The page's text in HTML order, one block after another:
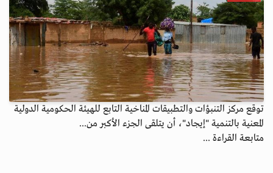
توقع مركز التنبؤات والتطبيقات المناخية التابع للهيئة الحكومية الدولية
المعنية بالتنمية "إيجاد"، أن يتلقى الجزء الأكبر من...
متابعة القراءة ...